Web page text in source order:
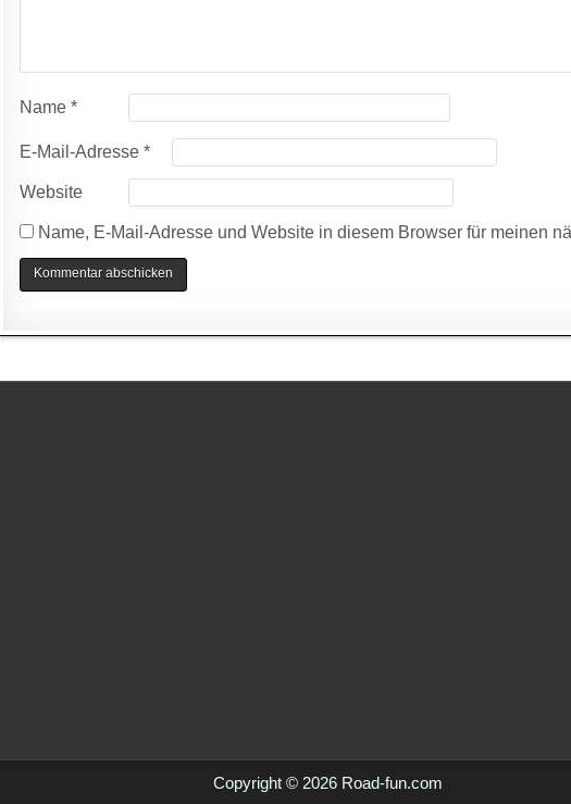
Name*
E-Mail-Adresse*
Website
Name, E-Mail-Adresse und Website in diesem Browser für meinen
Copyright © 2026 Road-fun.com